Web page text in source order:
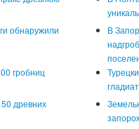
обнаружили
В
гробниц
древних